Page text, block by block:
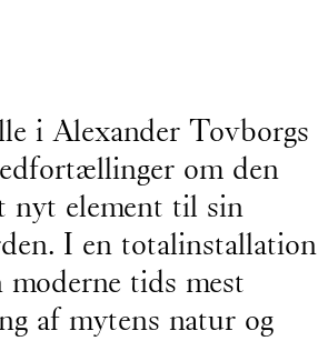
i Alexander Tovborgs
om den
nyt element til sin
I en totalinstallation
tids mest
af mytens natur og